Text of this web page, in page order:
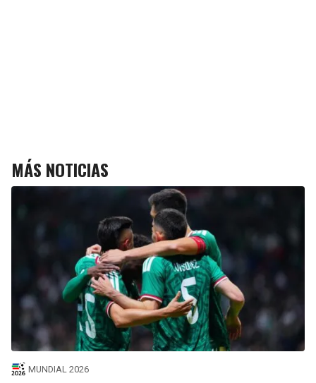
MÁS NOTICIAS
MUNDIAL 2026